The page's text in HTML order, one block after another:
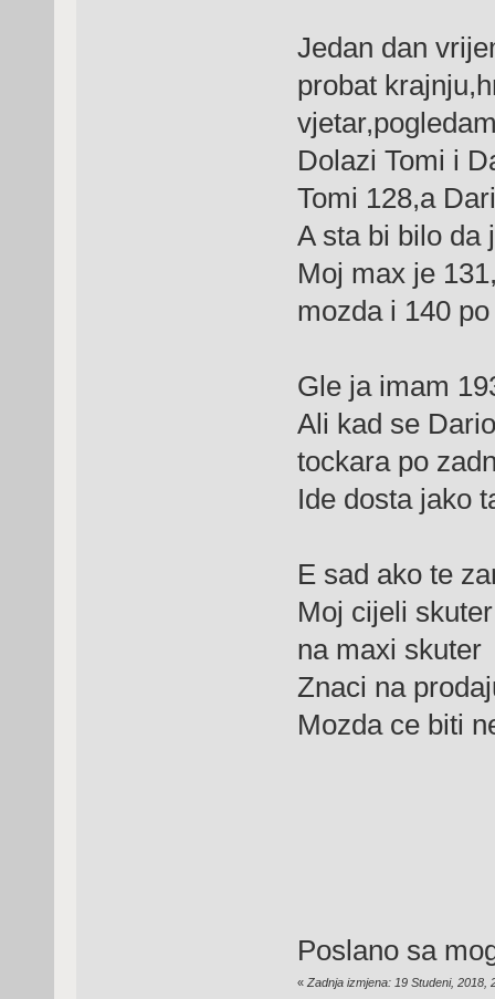
Jedan dan
probat
Dolazi Tomi i
Tomi 128,a
A sta bi bilo da
Moj max je
mozda i 140
Gle ja imam
Ali kad se
tockara po
Ide dosta jako
E sad ako te
Moj cijeli
na maxi skuter
Znaci na
Mozda ce biti
Poslano sa
« Zadnja izmjena: 19 Studeni, 2018,